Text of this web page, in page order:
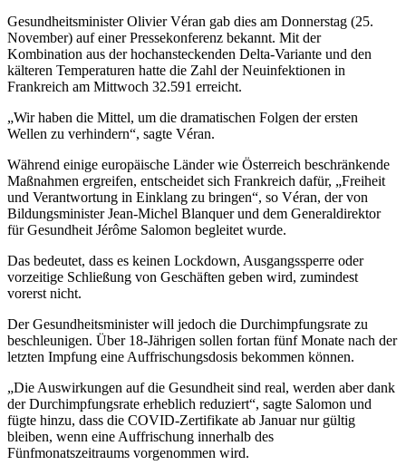
Gesundheitsminister Olivier Véran gab dies am Donnerstag (25.
November) auf einer Pressekonferenz bekannt. Mit der
Kombination aus der hochansteckenden Delta-Variante und den
kälteren Temperaturen hatte die Zahl der Neuinfektionen in
Frankreich am Mittwoch 32.591 erreicht.
„Wir haben die Mittel, um die dramatischen Folgen der ersten
Wellen zu verhindern“, sagte Véran.
Während einige europäische Länder wie Österreich beschränkende
Maßnahmen ergreifen, entscheidet sich Frankreich dafür, „Freiheit
und Verantwortung in Einklang zu bringen“, so Véran, der von
Bildungsminister Jean-Michel Blanquer und dem Generaldirektor
für Gesundheit Jérôme Salomon begleitet wurde.
Das bedeutet, dass es keinen Lockdown, Ausgangssperre oder
vorzeitige Schließung von Geschäften geben wird, zumindest
vorerst nicht.
Der Gesundheitsminister will jedoch die Durchimpfungsrate zu
beschleunigen. Über 18-Jährigen sollen fortan fünf Monate nach der
letzten Impfung eine Auffrischungsdosis bekommen können.
„Die Auswirkungen auf die Gesundheit sind real, werden aber dank
der Durchimpfungsrate erheblich reduziert“, sagte Salomon und
fügte hinzu, dass die COVID-Zertifikate ab Januar nur gültig
bleiben, wenn eine Auffrischung innerhalb des
Fünfmonatszeitraums vorgenommen wird.